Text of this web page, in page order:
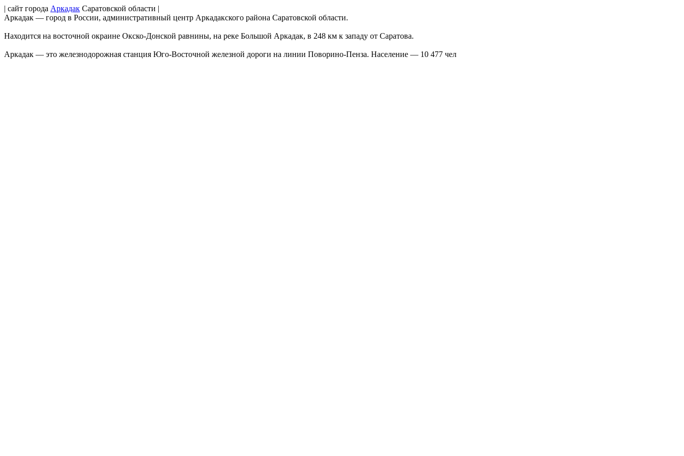
| сайт города Аркадак Саратовской области |
Аркадак — город в России, административный центр Аркадакского района Саратовской области.
Находится на восточной окраине Окско-Донской равнины, на реке Большой Аркадак, в 248 км к западу от Саратова.
Аркадак — это железнодорожная станция Юго-Восточной железной дороги на линии Поворино-Пенза. Население — 10 477 чел